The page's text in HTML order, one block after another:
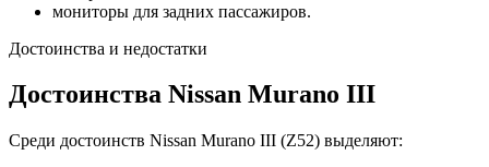
мониторы для задних пассажиров.
Достоинства и недостатки
Достоинства Nissan Murano III
Среди достоинств Nissan Murano III (Z52) выделяют: